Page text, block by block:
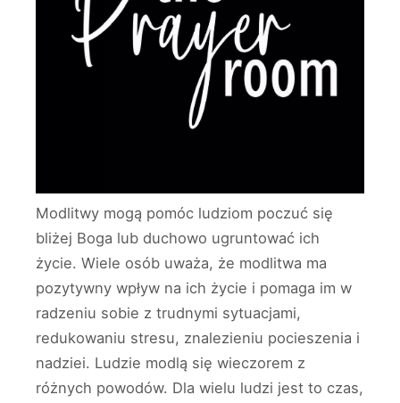
Modlitwy mogą pomóc ludziom poczuć się
bliżej Boga lub duchowo ugruntować ich
życie. Wiele osób uważa, że modlitwa ma
pozytywny wpływ na ich życie i pomaga im w
radzeniu sobie z trudnymi sytuacjami,
redukowaniu stresu, znalezieniu pocieszenia i
nadziei. Ludzie modlą się wieczorem z
różnych powodów. Dla wielu ludzi jest to czas,